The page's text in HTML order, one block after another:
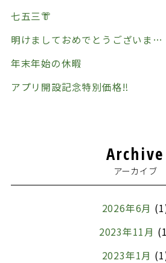
七五三👘
明けましておめでとうございます🎍
年末年始の休暇
アプリ開設記念特別価格‼️
Archive
アーカイブ
2026年6月
2023年11月
2023年1月